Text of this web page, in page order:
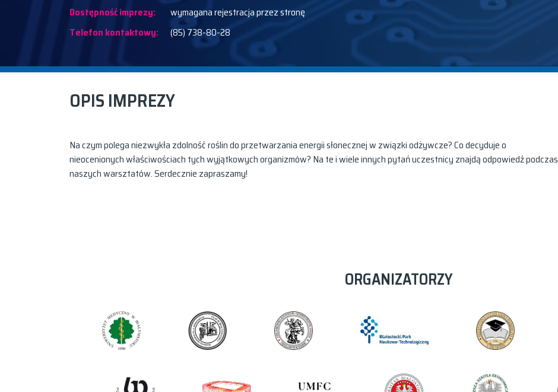
Dostępność imprezy:
wymagana rejestracja przez stronę
Telefon kontaktowy:
(85) 738-80-28
OPIS IMPREZY
Na czym polega niezwykła zdolność roślin do przetwarzania energii słonecznej w związki odżywcze? Co decyduje o
nieocenionych właściwościach tych wyjątkowych organizmów? Na te i wiele innych pytań uczestnicy znajdą odpowiedź podczas
naszych warsztatów. Serdecznie zapraszamy!
ORGANIZATORZY